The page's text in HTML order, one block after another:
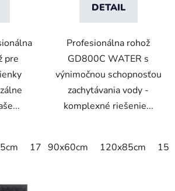
pre
175x115cm 300x85cm
DETAIL
Profesionálna rohož
GD800C WATER s
výnimočnou schopnosťou
zachytávania vody -
komplexné riešenie...
90x60cm 120x85cm